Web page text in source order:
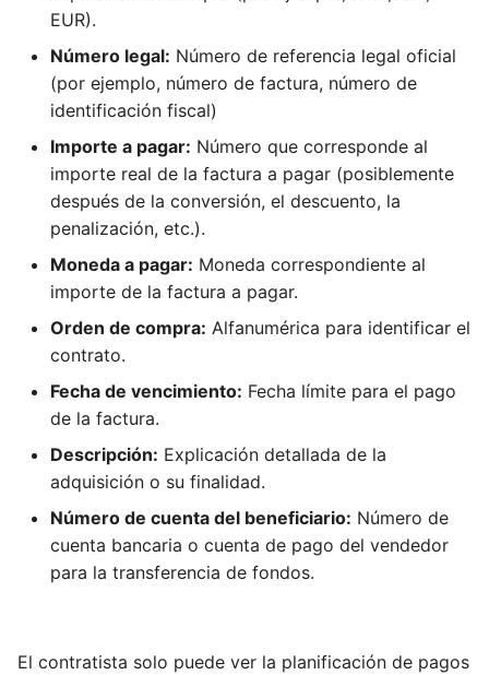
EUR).
Número legal: Número de referencia legal oficial
(por ejemplo, número de factura, número de
identificación fiscal)
Importe a pagar: Número que corresponde al
importe real de la factura a pagar (posiblemente
después de la conversión, el descuento, la
penalización, etc.).
Moneda a pagar: Moneda correspondiente al
importe de la factura a pagar.
Orden de compra: Alfanumérica para identificar el
contrato.
Fecha de vencimiento: Fecha límite para el pago
de la factura.
Descripción: Explicación detallada de la
adquisición o su finalidad.
Número de cuenta del beneficiario: Número de
cuenta bancaria o cuenta de pago del vendedor
para la transferencia de fondos.
El contratista solo puede ver la planificación de pagos